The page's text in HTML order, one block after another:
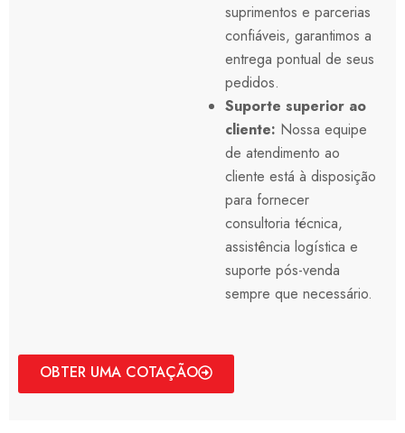
suprimentos e parcerias
confiáveis, garantimos a
entrega pontual de seus
pedidos.
Suporte superior ao
cliente: Nossa equipe
de atendimento ao
cliente está à disposição
para fornecer
consultoria técnica,
assistência logística e
suporte pós-venda
sempre que necessário.
OBTER UMA COTAÇÃO